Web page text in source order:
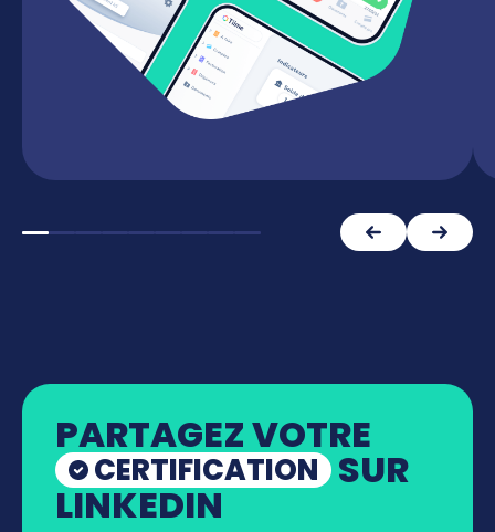
PARTAGEZ VOTRE
CERTIFICATION SUR
LINKEDIN